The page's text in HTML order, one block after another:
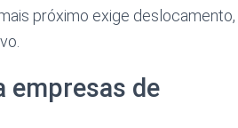
próximo exige deslocamento,
empresas de